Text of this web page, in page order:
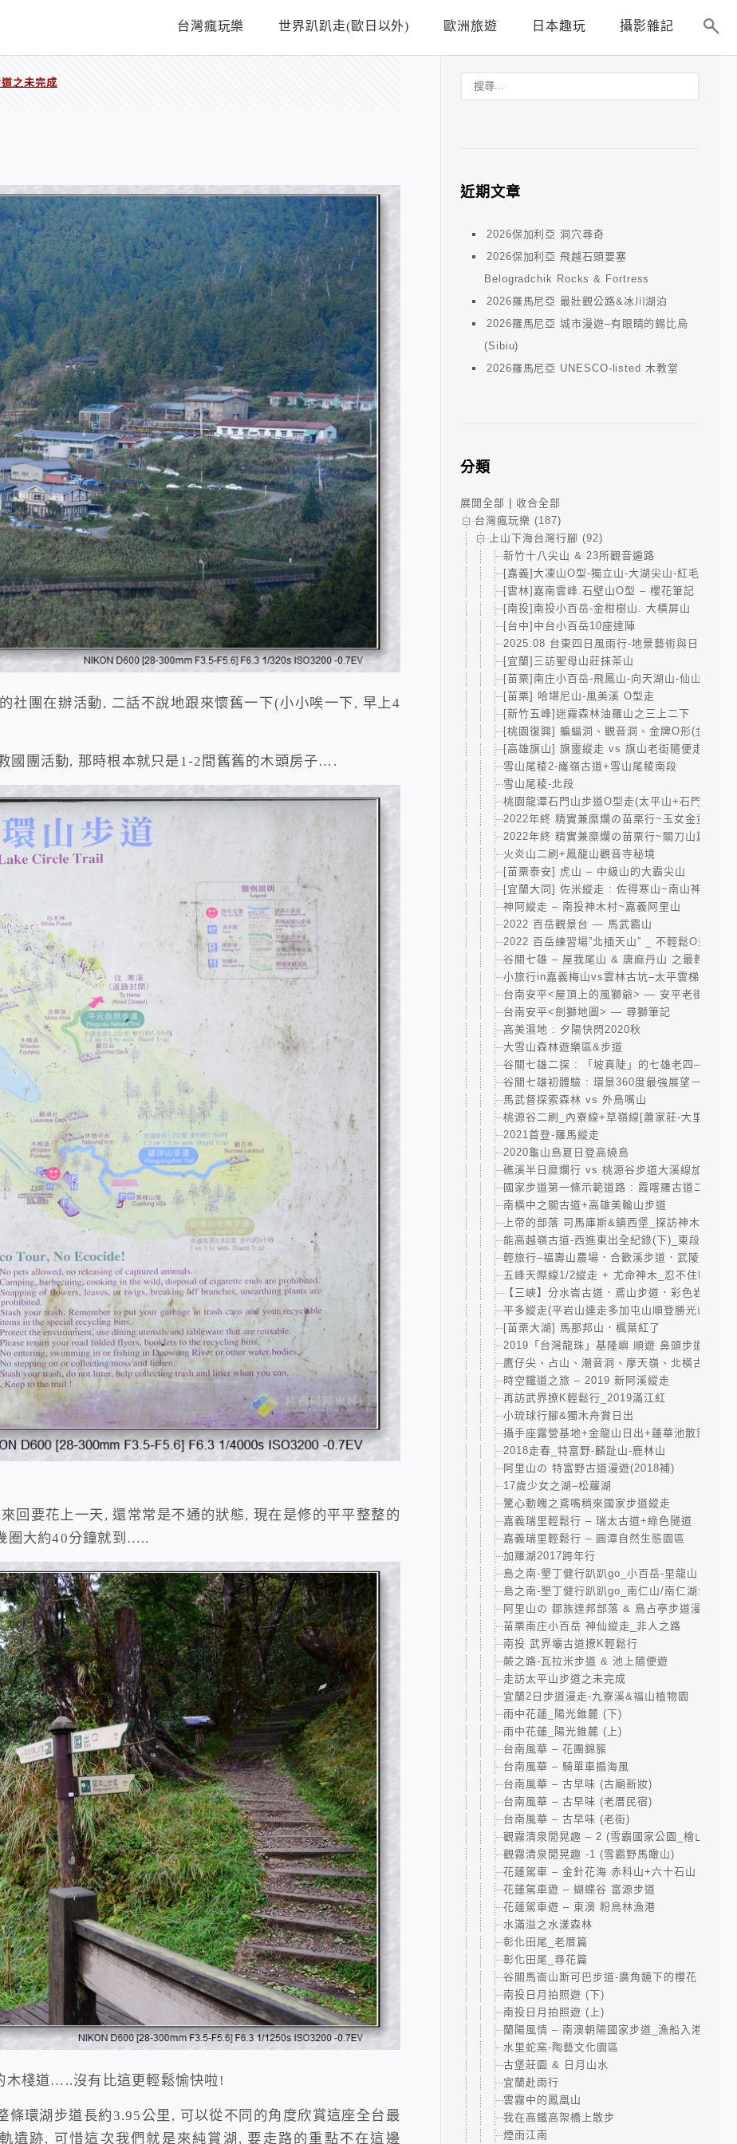
台灣瘋玩樂 世界趴趴走(歐日以外) 歐洲旅遊 日本趣玩 攝影雜記
之未完成
社團在辦活動, 二話不說地跟來懷舊一下(小小唉一下, 早上4
國團活動, 那時根本就只是1-2間舊舊的木頭房子….
回要花上一天, 還常常是不通的狀態, 現在是修的平平整整的
圈大約40分鐘就到…..
木棧道…..沒有比這更輕鬆愉快啦!
環湖步道長約3.95公里, 可以從不同的角度欣賞這座全台最
遺跡, 可惜這次我們就是來純賞湖, 要走路的重點不在這邊
近期文章
2026保加利亞 洞穴尋奇
2026保加利亞 飛越石頭要塞
Belogradchik Rocks & Fortress
2026羅馬尼亞 最壯觀公路&冰川湖泊
2026羅馬尼亞 城市漫遊–有眼睛的錫比烏
(Sibiu)
2026羅馬尼亞 UNESCO-listed 木教堂
分類
展開全部
收合全部
台灣瘋玩樂 (187)
上山下海台灣行腳 (92)
新竹十八尖山 & 23所觀音遍路
[嘉義]大凍山O型-獨立山-大湖尖山-紅毛埤山小
[雲林]嘉南雲峰.石壁山O型 – 櫻花筆記
[南投]南投小百岳-金柑樹山. 大橫屏山
[台中]中台小百岳10座達陣
2025.08 台東四日風雨行-地景藝術與日出的小
[宜蘭]三訪聖母山莊抹茶山
[苗栗]南庄小百岳-飛鳳山-向天湖山-仙山
[苗栗] 哈堪尼山-風美溪 O型走
[新竹五峰]迷霧森林油羅山之三上二下
[桃園復興] 蝙蝠洞、觀音洞、金牌O形(金平山
[高雄旗山] 旗靈縱走 vs 旗山老街隨便走
雪山尾稜2-嶐嶺古道+雪山尾稜南段
雪山尾稜-北段
桃園龍潭石門山步道O型走(太平山+石門山+小
2022年終 精實兼糜爛の苗栗行~玉女金童汶水
2022年終 精實兼糜爛の苗栗行~關刀山篇
火炎山二刷+鳳龍山觀音寺秘境
[苗栗泰安] 虎山 – 中級山的大霸尖山
[宜蘭大同] 佐米縱走 : 佐得寒山~南山神木群~
神阿縱走 – 南投神木村~嘉義阿里山
2022 百岳觀景台 — 馬武霸山
2022 百岳練習場”北插天山” _ 不輕鬆O型-賀
谷關七雄 – 屋我尾山 & 唐麻丹山 之最輕鬆攻
小旅行in嘉義梅山vs雲林古坑–太平雲梯、大尖
台南安平<屋頂上的風獅爺> — 安平老街亂走
台南安平<劍獅地圖> — 尋獅筆記
高美濕地 : 夕陽快閃2020秋
大雪山森林遊樂區&步道
谷關七雄二探 : 「坡真陡」的七雄老四—波津
谷關七雄初體驗 : 環景360度最強展望－東卯山
馬武督探索森林 vs 外鳥嘴山
桃源谷二刷_內寮線+草嶺線[蕭家莊-大里]
2021首登-羅馬縱走
2020龜山島夏日登高繞島
礁溪半日糜爛行 vs 桃源谷步道大溪線加碼草
國家步道第一條示範道路 : 霞喀羅古道二日｜
南橫中之關古道+高雄美輪山步道
上帝的部落 司馬庫斯&鎮西堡_探訪神木群
能高越嶺古道-西進東出全紀錄(下)_東段+花草
輕旅行–福壽山農場．合歡溪步道．武陵農場
五峰天際線1/2縱走 + 尤命神木_忍不住喊救命
【三峽】分水崙古道．鳶山步道．彩色岩壁
平多縱走(平岩山連走多加屯山順登勝光山)
[苗栗大湖] 馬那邦山．楓葉紅了
2019「台灣龍珠」基隆嶼 順遊 鼻頭步道．潮
鷹仔尖、占山、潮音洞、摩天嶺、北橫古道、
時空鐵道之旅 – 2019 新阿溪縱走
再訪武界撩K輕鬆行_2019滿江紅
小琉球行腳&獨木舟賞日出
攝手座露營基地+金龍山日出+蓮華池散策
2018走春_特富野-麟趾山-鹿林山
阿里山の 特富野古道漫遊(2018補)
17歲少女之湖–松蘿湖
驚心動魄之鳶嘴稍來國家步道縱走
嘉義瑞里輕鬆行 – 瑞太古道+綠色隧道
嘉義瑞里輕鬆行 – 圓潭自然生態園區
加羅湖2017跨年行
島之南-墾丁健行趴趴go_小百岳-里龍山
島之南-墾丁健行趴趴go_南仁山/南仁湖生態保
阿里山の 鄒族達邦部落 & 鳥占亭步道漫遊
苗栗南庄小百岳 神仙縱走_非人之路
南投 武界壩古道撩K輕鬆行
蕨之路-瓦拉米步道 & 池上隨便遊
走訪太平山步道之未完成
宜蘭2日步道漫走-九寮溪&福山植物園
雨中花蓮_陽光錐麓 (下)
雨中花蓮_陽光錐麓 (上)
台南風華 – 花團錦簇
台南風華 – 騎單車搧海風
台南風華 – 古早味 (古廟新妝)
台南風華 – 古早味 (老厝民宿)
台南風華 – 古早味 (老街)
觀霧清泉閒晃趣 – 2 (雪霸國家公園_檜山巨木
觀霧清泉閒晃趣 -1 (雪霸野馬瞰山)
花蓮駕車 – 金針花海 赤科山+六十石山
花蓮駕車遊 – 蝴蝶谷 富源步道
花蓮駕車遊 – 東澳 粉鳥林漁港
水滿溢之水漾森林
彰化田尾_老厝篇
彰化田尾_尋花篇
谷關馬崙山斯可巴步道-廣角鏡下的櫻花
南投日月拍照遊 (下)
南投日月拍照遊 (上)
蘭陽風情 – 南澳朝陽國家步道_漁船入港
水里蛇窯-陶藝文化園區
古堡莊園 & 日月山水
宜蘭赴雨行
雲霧中的鳳凰山
我在高鐵高架橋上散步
煙雨江南